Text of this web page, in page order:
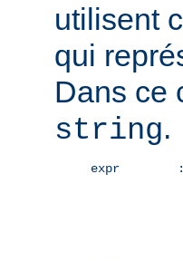
utilisent
qui
Dans ce
string.
expr